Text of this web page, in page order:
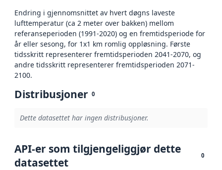
Endring i gjennomsnittet av hvert døgns laveste
lufttemperatur (ca 2 meter over bakken) mellom
referanseperioden (1991-2020) og en fremtidsperiode for
år eller sesong, for 1x1 km romlig oppløsning. Første
tidsskritt representerer fremtidsperioden 2041-2070, og
andre tidsskritt representerer fremtidsperioden 2071-
2100.
Distribusjoner 0
Dette datasettet har ingen distribusjoner.
API-er som tilgjengeliggjør dette
datasettet
0